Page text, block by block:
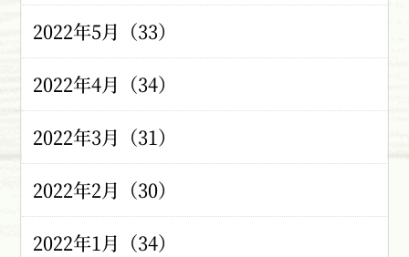
2022年5月（33）
2022年4月（34）
2022年3月（31）
2022年2月（30）
2022年1月（34）